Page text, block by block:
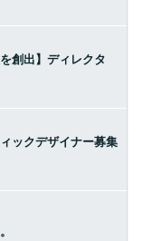
創出】ディレクタ
ックデザイナー募集